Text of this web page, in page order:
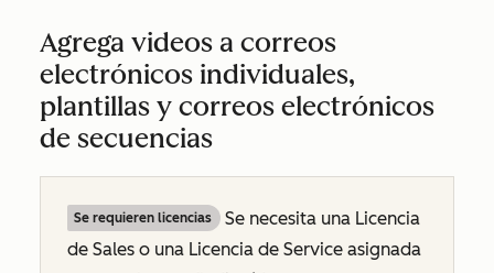
Agrega videos a correos
electrónicos individuales,
plantillas y correos electrónicos
de secuencias
Se requieren licencias
Se necesita una Licencia
de Sales o una Licencia de Service asignada